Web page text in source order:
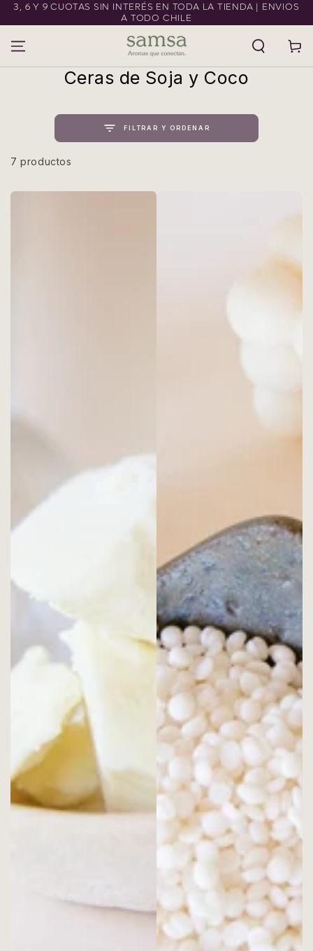
IR AL CONTENIDO
3, 6 Y 9 CUOTAS SIN INTERÉS EN TODA LA TIENDA | ENVIOS
A TODO CHILE
Carrito
Colección:
Ceras de Soja y Coco
FILTRAR Y ORDENAR
7 productos